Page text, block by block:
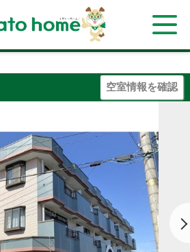
空室情報を確認